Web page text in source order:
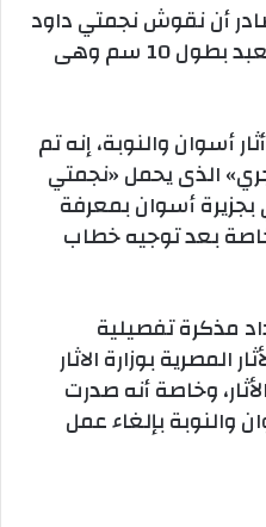
أن نقوش نجمتي داود
عثر عليها على مقصورة المعبد بطول 10 سم وهى
أسوان والنوبة، إنه تم
الذى يحمل «نجمتي
أسوان بمعرفة
خاصة بعد توجيه خطاب
مذكرة تفصيلية
المصرية بوزارة الاثار
وخاصة أنه صدرت
والنوبة بإلغاء عمل